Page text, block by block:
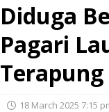
Diduga
Pagari
Terapung
18 March 2025 7:15